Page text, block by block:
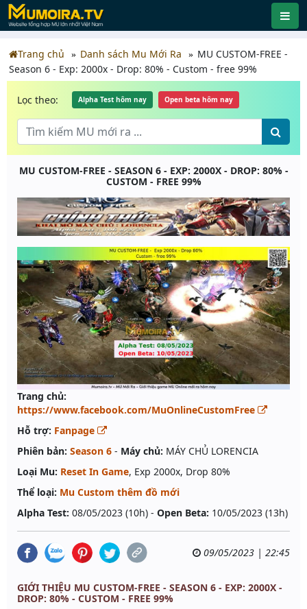
Trang chủ Danh sách Mu Mới Ra
MU CUSTOM-FREE -
Season 6 - Exp: 2000x - Drop: 80% - Custom - free 99%
Lọc theo: Alpha Test hôm nay Open beta hôm nay
MU CUSTOM-FREE - SEASON 6 - EXP: 2000X - DROP: 80% -
CUSTOM - FREE 99%
Trang chủ:
https://www.facebook.com/MuOnlineCustomFree
Hỗ trợ: Fanpage
Phiên bản: Season 6 - Máy chủ: MÁY CHỦ LORENCIA
Loại Mu: Reset In Game, Exp 2000x, Drop 80%
Thể loại: Mu Custom thêm đồ mới
Alpha Test: 08/05/2023 (10h) - Open Beta: 10/05/2023 (13h)
09/05/2023 | 22:45
GIỚI THIỆU MU CUSTOM-FREE - SEASON 6 - EXP: 2000X -
DROP: 80% - CUSTOM - FREE 99%